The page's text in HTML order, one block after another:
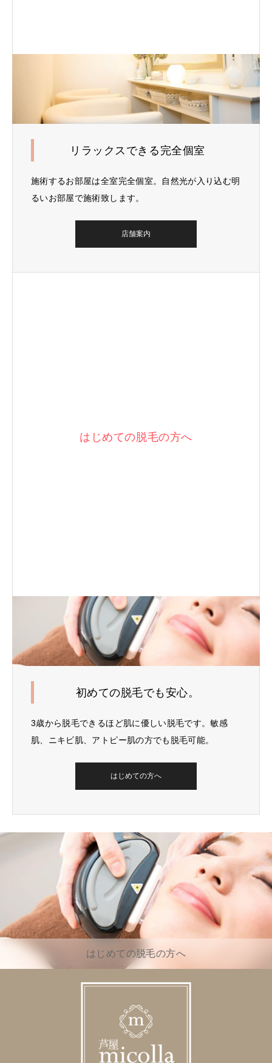
リラックスできる完全個室
施術するお部屋は全室完全個室。自然光が入り込む明
るいお部屋で施術致します。
店舗案内
はじめての脱毛の方へ
初めての脱毛でも安心。
3歳から脱毛できるほど肌に優しい脱毛です。敏感
肌、ニキビ肌、アトピー肌の方でも脱毛可能。
はじめての方へ
はじめての脱毛の方へ